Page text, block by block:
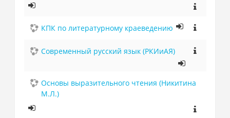
КПК по литературному краеведению
Современный русский язык (РКИиАЯ)
Основы выразительного чтения (Никитина
М.Л.)